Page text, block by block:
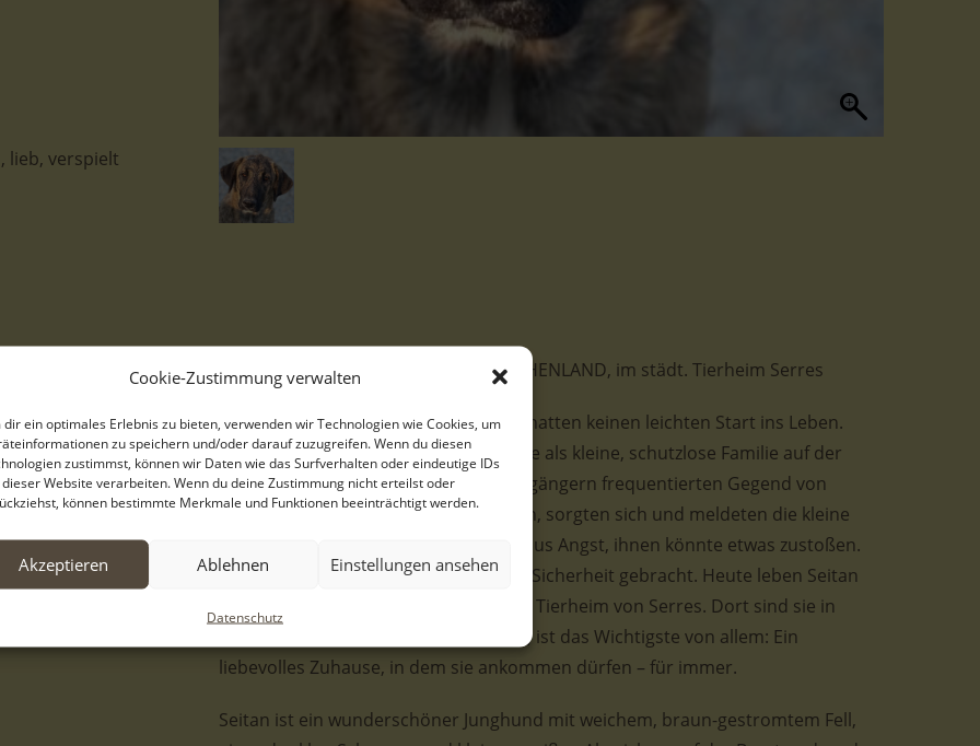
Cookie-Zustimmung verwalten
dir ein optimales Erlebnis zu bieten, verwenden wir Technologien wie Cookies, um
zu speichern und/oder darauf zuzugreifen. Wenn du diesen
zustimmst, können wir Daten wie das Surfverhalten oder eindeutige IDs
Website verarbeiten. Wenn du deine Zustimmung nicht erteilst oder
können bestimmte Merkmale und Funktionen beeinträchtigt werden.
Akzeptieren Ablehnen Einstellungen ansehen
Datenschutz
lieb, verspielt
Seitan, geb. ca. 10/2025, lebt in GRIECHENLAND, im städt. Tierheim Serres
Seitan und seine beiden Geschwister hatten keinen leichten Start ins Leben.
Gemeinsam mit ihrer Mutter lebten sie als kleine, schutzlose Familie auf der
Straße – mitten in einer stark von Fußgängern frequentierten Gegend von
Serres. Viele Menschen blieben stehen, sorgten sich und meldeten die kleine
Familie immer wieder dem Tierheim, aus Angst, ihnen könnte etwas zustoßen.
Schließlich wurden die drei Welpen in Sicherheit gebracht. Heute leben Seitan
und seine Geschwister im städtischen Tierheim von Serres. Dort sind sie in
Sicherheit, doch was ihnen noch fehlt, ist das Wichtigste von allem: Ein
liebevolles Zuhause, in dem sie ankommen dürfen – für immer.
Seitan ist ein wunderschöner Junghund mit weichem, braun-gestromtem Fell,